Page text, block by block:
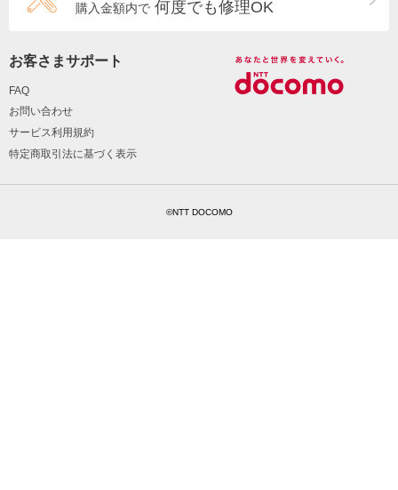
購入金額内で 何度でも修理OK
お客さまサポート
FAQ
お問い合わせ
サービス利用規約
特定商取引法に基づく表示
©NTT DOCOMO